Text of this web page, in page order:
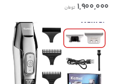
1,900,000 تومان